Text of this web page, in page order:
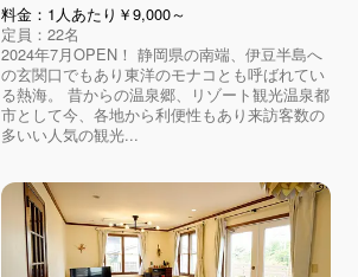
料金：1人あたり￥9,000～
定員：22名
2024年7月OPEN！ 静岡県の南端、伊豆半島へ
の玄関口でもあり東洋のモナコとも呼ばれてい
る熱海。 昔からの温泉郷、リゾート観光温泉都
市として今、各地から利便性もあり来訪客数の
多いい人気の観光...